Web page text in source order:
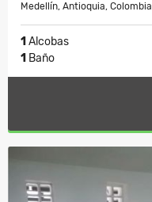
Medellín, Antioquia, Colombia
1 Alcobas
1 Baño